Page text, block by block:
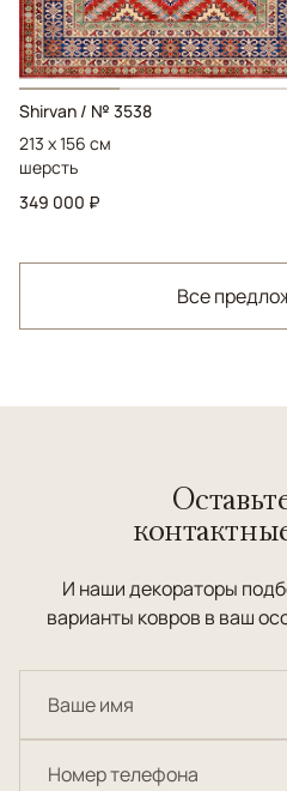
Shirvan / № 3538
213 x 156 см
шерсть
349 000 ₽
Все
И наши декораторы
варианты ковров в ваш